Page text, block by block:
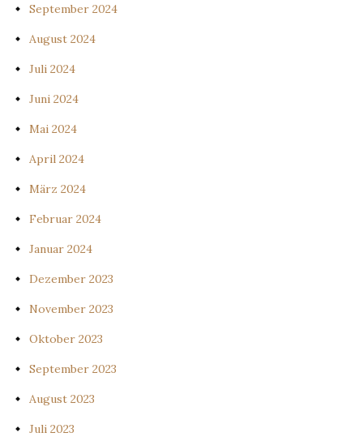
September 2024
August 2024
Juli 2024
Juni 2024
Mai 2024
April 2024
März 2024
Februar 2024
Januar 2024
Dezember 2023
November 2023
Oktober 2023
September 2023
August 2023
Juli 2023